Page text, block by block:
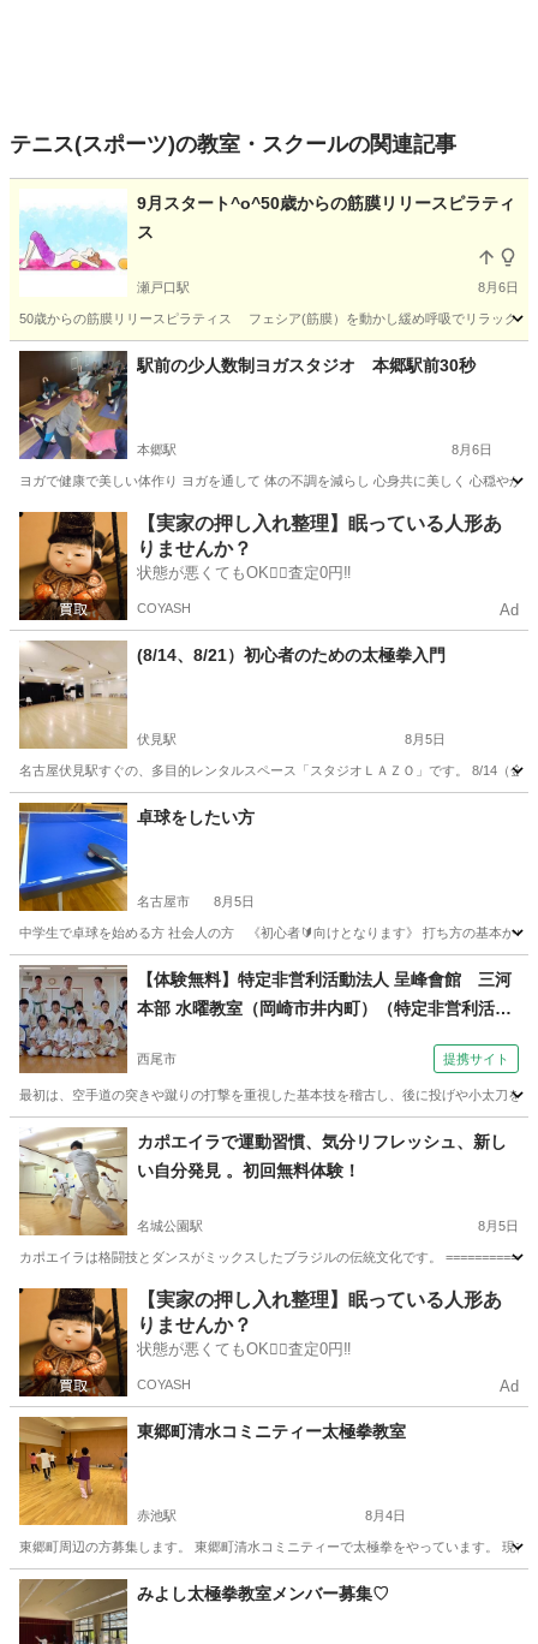
テニス(スポーツ)の教室・スクールの関連記事
9月スタート^o^50歳からの筋膜リリースピラティ
ス
瀬戸口駅 8月6日
50歳からの筋膜リリースピラティス フェシア(筋膜）を動かし緩め呼吸でリラックス
愛知 瀬戸市 瀬戸口駅 その他 ビューティー
駅前の少人数制ヨガスタジオ 本郷駅前30秒
本郷駅 8月6日
ヨガで健康で美しい体作り ヨガを通して 体の不調を減らし 心身共に美しく 心穏やか
愛知 名古屋市 本郷駅 ヨガ 手ぶら
【実家の押し入れ整理】眠っている人形あ
りませんか？
状態が悪くてもOK🙆‍♀️査定0円‼️
COYASH Ad
(8/14、8/21）初心者のための太極拳入門
伏見駅 8月5日
名古屋伏見駅すぐの、多目的レンタルスペース「スタジオＬＡＺＯ」です。 8/14（
愛知 名古屋市 伏見駅 太極拳
卓球をしたい方
名古屋市 8月5日
中学生で卓球を始める方 社会人の方 《初心者🔰向けとなります》 打ち方の基本から
愛知 名古屋市 卓球 社会人
【体験無料】特定非営利活動法人 呈峰會館 三河
本部 水曜教室（岡崎市井内町）（特定非営利活動
０時～）
西尾市 提携サイト
最初は、空手道の突きや蹴りの打撃を重視した基本技を稽古し、後に投げや小太刀を
愛知 西尾市 空手/他格闘技
カポエイラで運動習慣、気分リフレッシュ、新し
い自分発見 。初回無料体験！
名城公園駅 8月5日
カポエイラは格闘技とダンスがミックスしたブラジルの伝統文化です。
愛知 名古屋市 名城公園駅 空手/他格闘技 カポエイラ
【実家の押し入れ整理】眠っている人形あ
りませんか？
状態が悪くてもOK🙆‍♀️査定0円‼️
COYASH Ad
東郷町清水コミニティー太極拳教室
赤池駅 8月4日
東郷町周辺の方募集します。 東郷町清水コミニティーで太極拳をやっています。 現
愛知 愛知郡 赤池駅 太極拳
みよし太極拳教室メンバー募集♡